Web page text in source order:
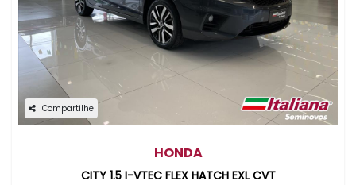
Compartilhe
HONDA
CITY 1.5 I-VTEC FLEX HATCH EXL CVT